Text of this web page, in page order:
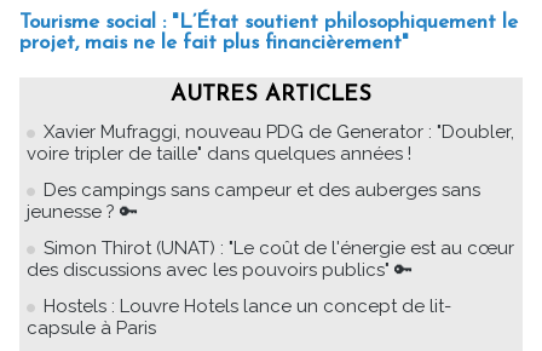
Tourisme social : "L’État soutient philosophiquement le
projet, mais ne le fait plus financièrement"
AUTRES ARTICLES
Xavier Mufraggi, nouveau PDG de Generator : "Doubler,
voire tripler de taille" dans quelques années !
Des campings sans campeur et des auberges sans
jeunesse ? 🔑
Simon Thirot (UNAT) : "Le coût de l'énergie est au cœur
des discussions avec les pouvoirs publics" 🔑
Hostels : Louvre Hotels lance un concept de lit-
capsule à Paris